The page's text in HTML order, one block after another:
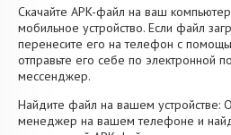
Скачайте APK-файл на ваш
мобильное устройство. Если файл
перенесите его на телефон с
отправьте его себе по электронной
мессенджер.
Найдите файл на вашем устройстве:
менеджер на вашем телефоне и